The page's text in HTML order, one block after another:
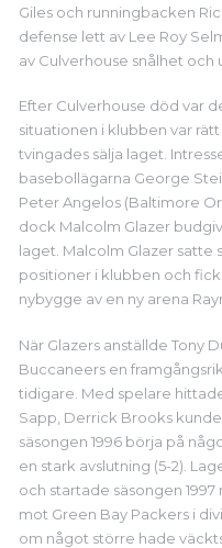
Giles och runningbacken
defense lett av Lee Roy
av Culverhouse snålhet och
Efter Culverhouse död var
situationen i klubben var
tvingades sälja laget.
basebollägarna George
Peter Angelos (Baltimore
dock Malcolm Glazer
laget. Malcolm Glazer satte
positioner i klubben och
nybygge av en ny arena
När Glazers anställde Tony
Buccaneers en
tidigare. Med spelare
Sapp, Derrick Brooks
säsongen 1996 börja på
en stark avslutning (5-2).
och startade säsongen
mot Green Bay Packers i
om något större hade